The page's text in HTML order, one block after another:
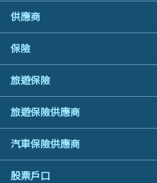
業主貸款
汽車貸款
緊急貸款比較
最佳小額貸款比較
24小時貸款
最佳循環貸款
DBS 星展銀行
DSB 大新銀行
Fubon 富邦銀行
HK Finance 香港信貸
HSBC 滙豐銀行貸款
K Cash 貸款
National Resources 中潤物業按揭
OCBC 華僑銀行
PrimeCredit 安信信貸
個人化貸款產品推介 🔥全新
供樓利息扣稅
最佳貸款app
公司信用卡
電子錢包信用卡
日本遊信用卡攻略
台灣遊信用卡攻略
機場貴賓室信用卡
Visa信用卡
萬事達卡
銀聯信用卡
高獎賞信用卡推薦
DBS星展銀行
HSBC滙豐銀行
Mox
信銀國際
恒生銀行
Standard Chartered渣打銀行
安信EarnMORE
AEON
Black Friday優惠
淘寶付款方式
一田購物優惠日
SOGO感謝祭
HKTVmall優惠碼
交稅優惠
機票優惠碼
供應商
八達通自動增值信用卡
保險
旅遊保險
汽車保險
家居保險
家傭保險
寵物保險
定期人壽保險
旅遊保險
日本旅遊保險及資訊
泰國旅遊保險及資訊
台灣旅遊保險及資訊
韓國旅遊保險及資訊
旅遊保險供應商
AXA 安盛
AIG 美亞
Allianz 安聯
汽車保險供應商
大新汽車保險
股票戶口